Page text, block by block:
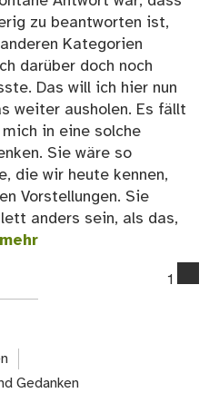
zu beantworten ist,
Kategorien
darüber doch noch
Das will ich hier nun
weiter ausholen. Es fällt
in eine solche
Sie wäre so
die wir heute kennen,
Vorstellungen. Sie
anders sein, als das,
1
Gedanken